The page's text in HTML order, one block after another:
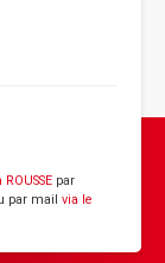
par
par mail via le